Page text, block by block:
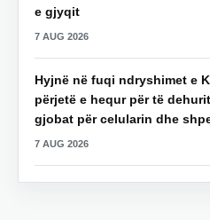
e gjyqit
7 AUG 2026
Hyjnë në fuqi ndryshimet e
përjetë e hequr për të
gjobat për celularin dhe
7 AUG 2026